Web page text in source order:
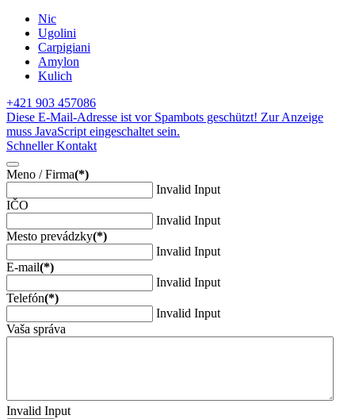
Nic
Ugolini
Carpigiani
Amylon
Kulich
+421 903 457086
Diese E-Mail-Adresse ist vor Spambots geschützt! Zur Anzeige
muss JavaScript eingeschaltet sein.
Schneller Kontakt
Meno / Firma(*)
Invalid Input
IČO
Invalid Input
Mesto prevádzky(*)
Invalid Input
E-mail(*)
Invalid Input
Telefón(*)
Invalid Input
Vaša správa
Invalid Input